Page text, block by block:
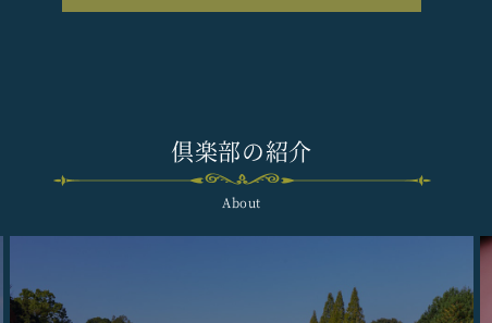
倶楽部の紹介
About